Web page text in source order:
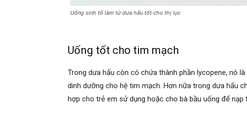
Uống sinh tố làm từ dưa hấu tốt cho thị lực
Uống tốt cho tim mạch
Trong dưa hấu còn có chứa thành phần lycopene, nó
dinh dưỡng cho hệ tim mạch. Hơn nữa trong dưa hấu
hợp cho trẻ em sử dụng hoặc cho bà bầu uống để nạp